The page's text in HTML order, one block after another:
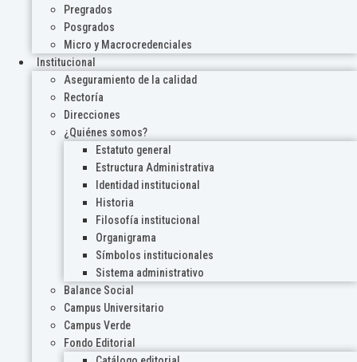
Pregrados
Posgrados
Micro y Macrocredenciales
Institucional
Aseguramiento de la calidad
Rectoría
Direcciones
¿Quiénes somos?
Estatuto general
Estructura Administrativa
Identidad institucional
Historia
Filosofía institucional
Organigrama
Símbolos institucionales
Sistema administrativo
Balance Social
Campus Universitario
Campus Verde
Fondo Editorial